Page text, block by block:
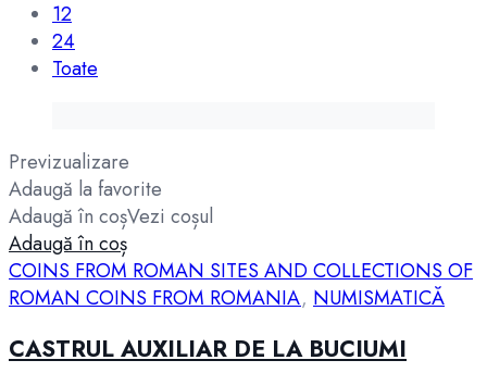
12
24
Toate
Previzualizare
Adaugă la favorite
Adaugă în coșVezi coșul
Adaugă în coș
COINS FROM ROMAN SITES AND COLLECTIONS OF
ROMAN COINS FROM ROMANIA, NUMISMATICĂ
CASTRUL AUXILIAR DE LA BUCIUMI